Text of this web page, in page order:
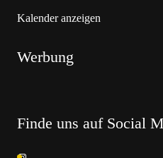
Kalender anzeigen
Werbung
Finde uns auf Social